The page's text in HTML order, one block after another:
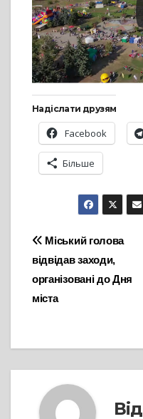
Надіслати друзям
Facebook
Більше
Навігація
записів
Міський голова
відвідав заходи,
організовані до Дня
міста
Від